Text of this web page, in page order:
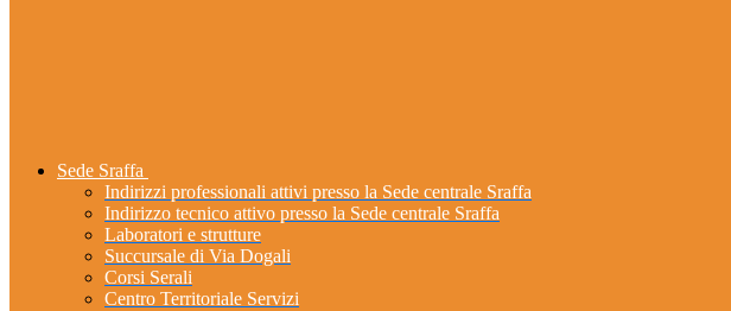
Sede Sraffa
Indirizzi professionali attivi presso la Sede centrale Sraffa
Indirizzo tecnico attivo presso la Sede centrale Sraffa
Laboratori e strutture
Succursale di Via Dogali
Corsi Serali
Centro Territoriale Servizi